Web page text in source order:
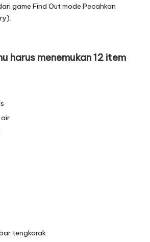
game Find Out mode Pecahkan
harus menemukan 12 item
tengkorak